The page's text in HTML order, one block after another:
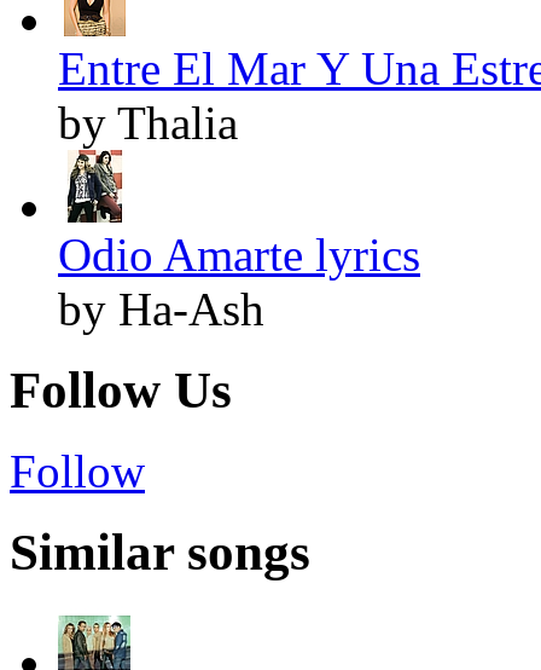
Entre El Mar Y Una
by Thalia
Odio Amarte lyrics
by Ha-Ash
Follow Us
Follow
Similar songs